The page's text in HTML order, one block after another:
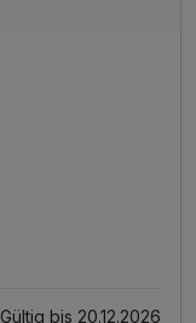
Gültig bis 20.12.2026